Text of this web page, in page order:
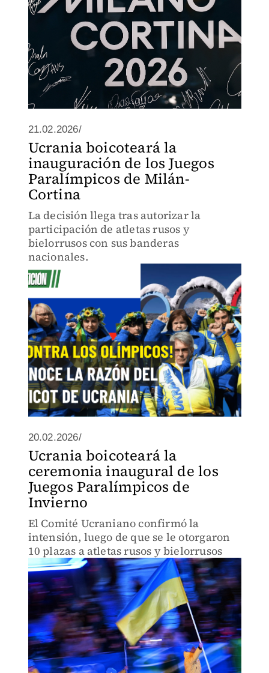
21.02.2026/
Ucrania boicoteará la
inauguración de los Juegos
Paralímpicos de Milán-
Cortina
La decisión llega tras autorizar la
participación de atletas rusos y
bielorrusos con sus banderas
nacionales.
20.02.2026/
Ucrania boicoteará la
ceremonia inaugural de los
Juegos Paralímpicos de
Invierno
El Comité Ucraniano confirmó la
intensión, luego de que se le otorgaron
10 plazas a atletas rusos y bielorrusos